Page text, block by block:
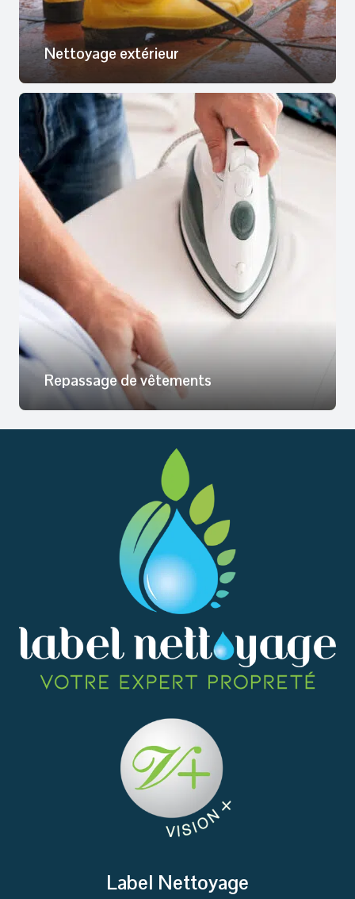
Nettoyage extérieur
Repassage de vêtements
Label Nettoyage